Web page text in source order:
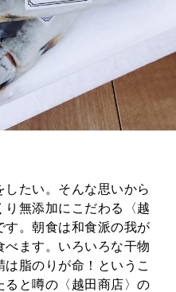
たい。そんな思いから
無添加にこだわる〈越
す。朝食は和食派の我が
ます。いろいろな干物
脂のりが命！というこ
ると噂の〈越田商店〉の